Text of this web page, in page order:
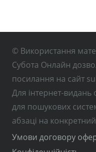
© Використання
Субота Онлайн
посилання на сайт
Для інтернет-видань
для пошукових
абзаці на
Умови договору